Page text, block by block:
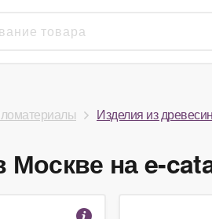
Изделия из
на e-